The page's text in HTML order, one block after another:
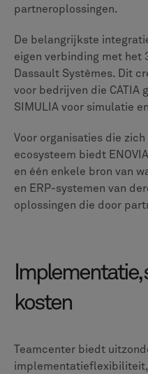
waarbij ENOVIA een
Veel voorkomende
zijn onder meer de
integratiemogelijkheden.
gebruikers de diepe
SolidWorks, en de
klantenbestand in de
Kiezen op
De beslissing om van
belangrijk, en het
voor uw beslissing.